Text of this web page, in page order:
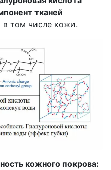
тканей
в том числе кожи.
кожного покрова: